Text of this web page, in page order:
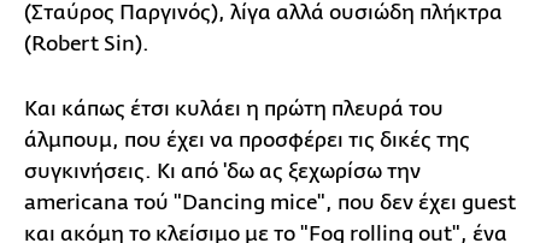
(Σταύρος Παργινός), λίγα αλλά ουσιώδη πλήκτρα
(Robert Sin).
Και κάπως έτσι κυλάει η πρώτη πλευρά του
άλμπουμ, που έχει να προσφέρει τις δικές της
συγκινήσεις. Κι από 'δω ας ξεχωρίσω την
americana τού "Dancing mice", που δεν έχει guest
και ακόμη το κλείσιμο με το "Fog rolling out", ένα